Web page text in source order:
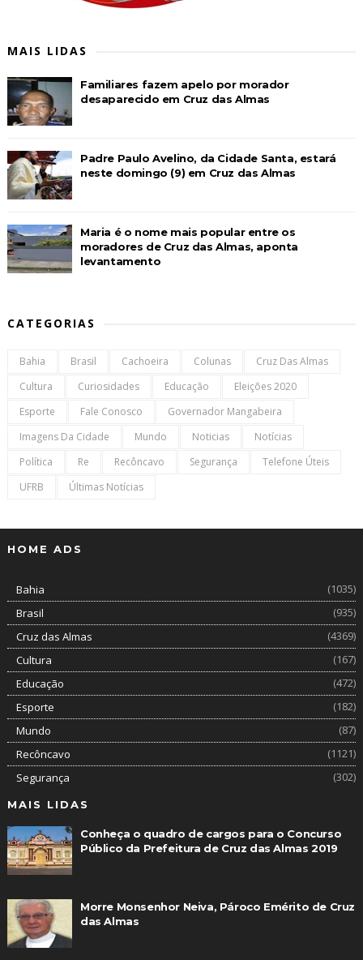
MAIS LIDAS
Familiares fazem apelo por morador
desaparecido em Cruz das Almas
Padre Paulo Avelino, da Cidade Santa, estará
neste domingo (9) em Cruz das Almas
Maria é o nome mais popular entre os
moradores de Cruz das Almas, aponta
levantamento
CATEGORIAS
Bahia Brasil Cachoeira Colunas
Cruz Das Almas
Cultura
Curiosidades Educação
Eleições 2020
Esporte
Fale Conosco
Governador Mangabeira
Imagens Da Cidade
Mundo Noticias
Notícias
Política
Re Recôncavo Segurança
Telefone Úteis
UFRB
Últimas Notícias
HOME ADS
Bahia
(1035)
Brasil
(935)
Cruz das Almas
(4369)
Cultura
(167)
Educação
(472)
Esporte
(182)
Mundo
(87)
Recôncavo
(1121)
Segurança
(302)
MAIS LIDAS
Conheça o quadro de cargos para o Concurso
Público da Prefeitura de Cruz das Almas 2019
Morre Monsenhor Neiva, Pároco Emérito de Cruz
das Almas